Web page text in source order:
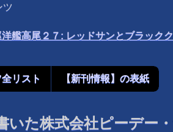
ツ
洋艦高尾２７: レッドサンとブラック
リスト 【新刊情報】の表紙
いた株式会社ピーデー